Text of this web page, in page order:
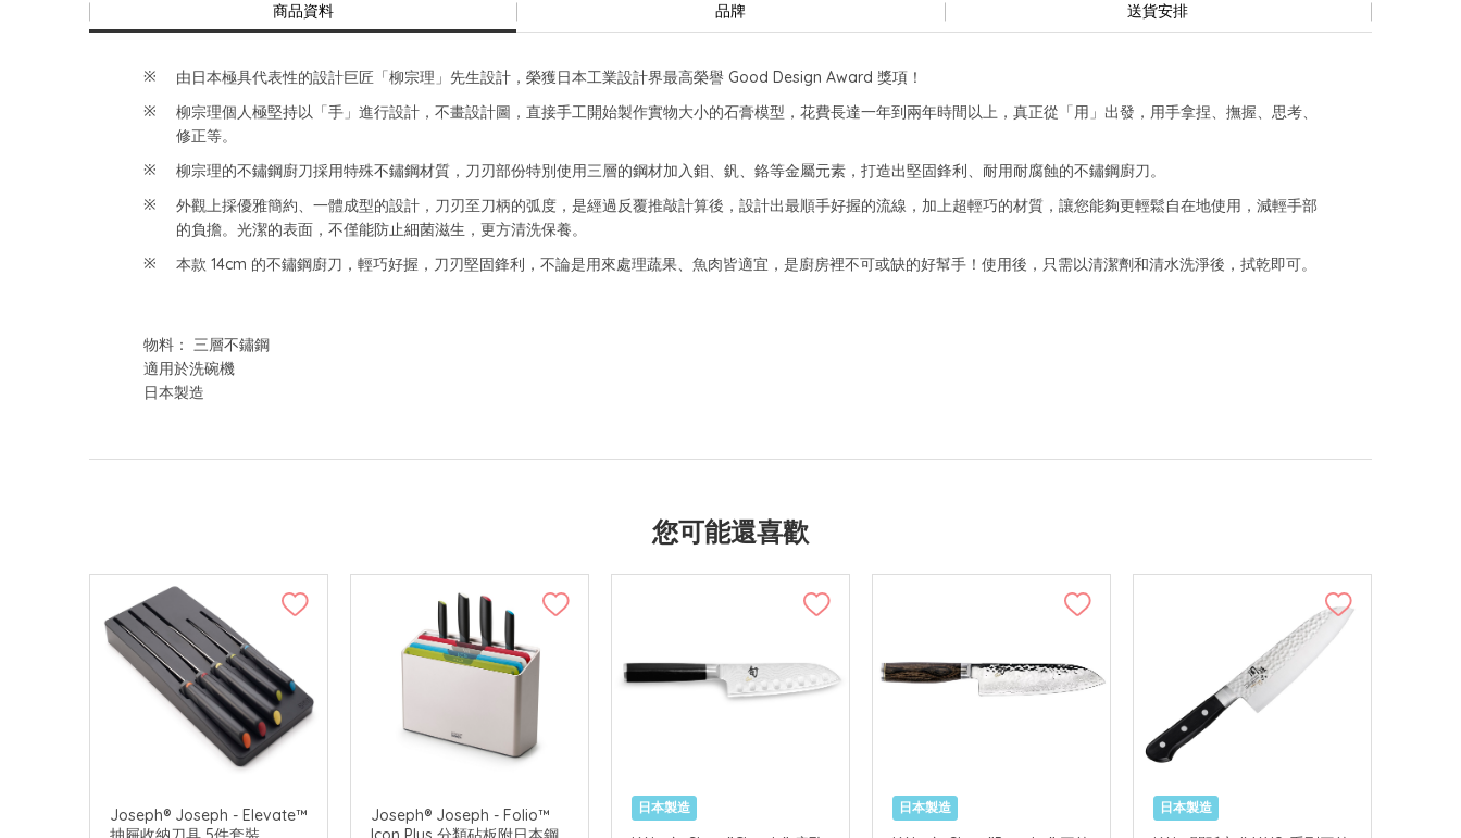
商品資料 品牌 送貨安排
由日本極具代表性的設計巨匠「柳宗理」先生設計，榮獲日本工業設計界最高榮譽 Good Design Award 獎項！
柳宗理個人極堅持以「手」進行設計，不畫設計圖，直接手工開始製作實物大小的石膏模型，花費長達一年到兩年時間以上，真正從「用」出發，用手拿捏、撫握、思考、
修正等。
柳宗理的不鏽鋼廚刀採用特殊不鏽鋼材質，刀刃部份特別使用三層的鋼材加入鉬、釩、鉻等金屬元素，打造出堅固鋒利、耐用耐腐蝕的不鏽鋼廚刀。
外觀上採優雅簡約、一體成型的設計，刀刃至刀柄的弧度，是經過反覆推敲計算後，設計出最順手好握的流線，加上超輕巧的材質，讓您能夠更輕鬆自在地使用，減輕手部
的負擔。光潔的表面，不僅能防止細菌滋生，更方清洗保養。
本款 14cm 的不鏽鋼廚刀，輕巧好握，刀刃堅固鋒利，不論是用來處理蔬果、魚肉皆適宜，是廚房裡不可或缺的好幫手！使用後，只需以清潔劑和清水洗淨後，拭乾即可。
物料： 三層不鏽鋼
適用於洗碗機
日本製造
您可能還喜歡
Joseph® Joseph - Elevate™
Joseph® Joseph - Folio™
日本製造 日本製造 日本製造